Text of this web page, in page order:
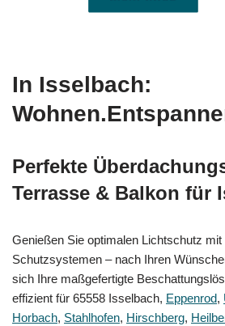
In Isselbach:
Perfekte
Terrasse & Balkon für
Genießen Sie optimalen Lichtschutz mit
Schutzsystemen – nach Ihren
sich Ihre maßgefertigte
effizient für 65558 Isselbach, Eppenrod,
Horbach, Stahlhofen, Hirschberg,